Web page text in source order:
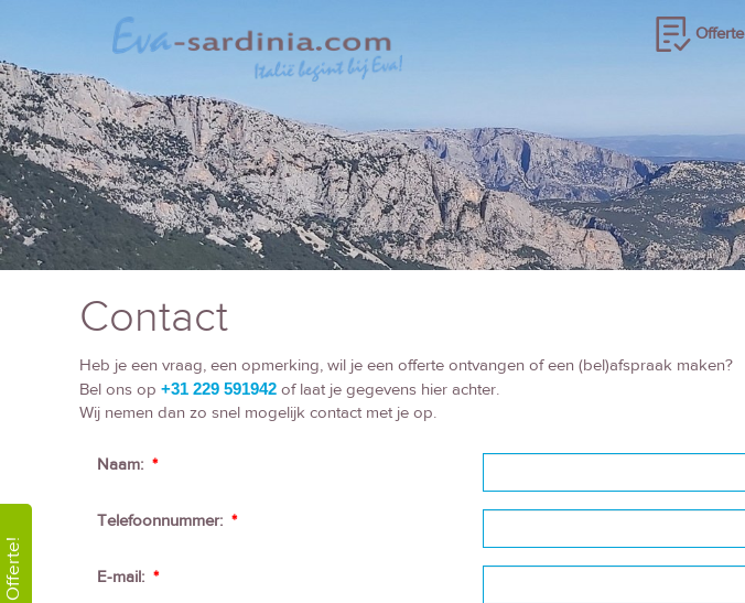
Offerte!
Offerte
Contact
Heb je een vraag, een opmerking, wil je een offerte ontvangen of een (bel)afspraak maken?
Bel ons op +31 229 591942 of laat je gegevens hier achter.
Wij nemen dan zo snel mogelijk contact met je op.
Naam: *
Telefoonnummer: *
E-mail: *